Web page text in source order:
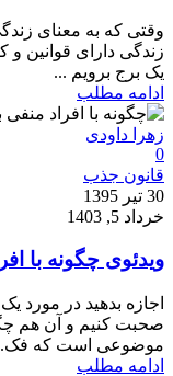
وقتی که به معنای
زندگی دارای قوانین و
یک برج برویم ...
ادامه مطلب
زهرا داودی
0
قانون جذب
30 تیر 1395
خرداد 5, 1403
ویدئوی چگونه با
اجازه بدهید در مورد
صحبت کنیم و آن هم
موضوعی است که
ادامه مطلب